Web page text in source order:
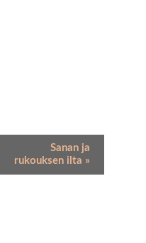
Sanan ja
rukouksen ilta »